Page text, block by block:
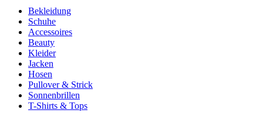
Bekleidung
Schuhe
Accessoires
Beauty
Kleider
Jacken
Hosen
Pullover & Strick
Sonnenbrillen
T-Shirts & Tops